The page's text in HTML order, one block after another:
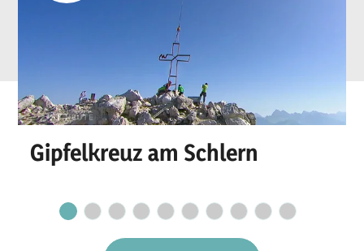
Gipfelkreuz am Schlern